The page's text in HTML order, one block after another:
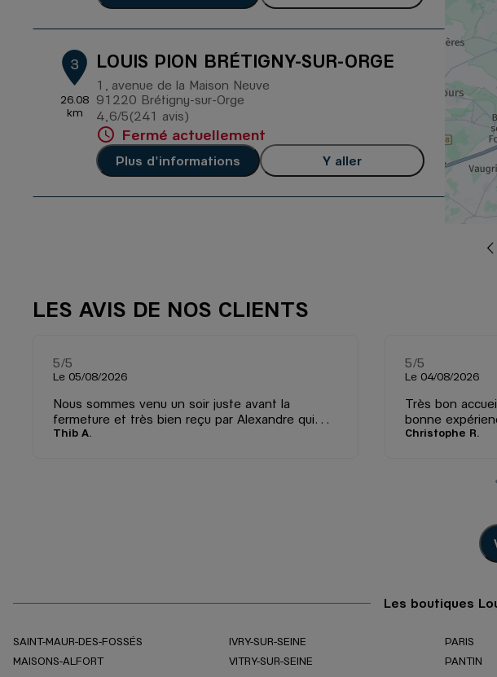
3
26.08
km
LOUIS PION BRÉTIGNY-SUR-ORGE
1, avenue de la Maison Neuve
91220 Brétigny-sur-Orge
4,6/5 Note de 4.6 sur 5
(241 avis)
Fermé actuellement
Plus d'informations Y aller
LES AVIS DE NOS CLIENTS
5/5
Le 05/08/2026
Nous sommes venu un soir juste avant la
fermeture et très bien reçu par Alexandre qui
nous a gentiment réparer le fermoir d’une
Thib A.
5/5
Le 04/08/2026
Très bon
bonne
Christophe R.
Les boutiques
SAINT-MAUR-DES-FOSSÉS
MAISONS-ALFORT
IVRY-SUR-SEINE
VITRY-SUR-SEINE
PARIS
PANTIN